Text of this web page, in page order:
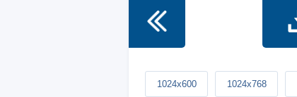
1024x600 1024x768